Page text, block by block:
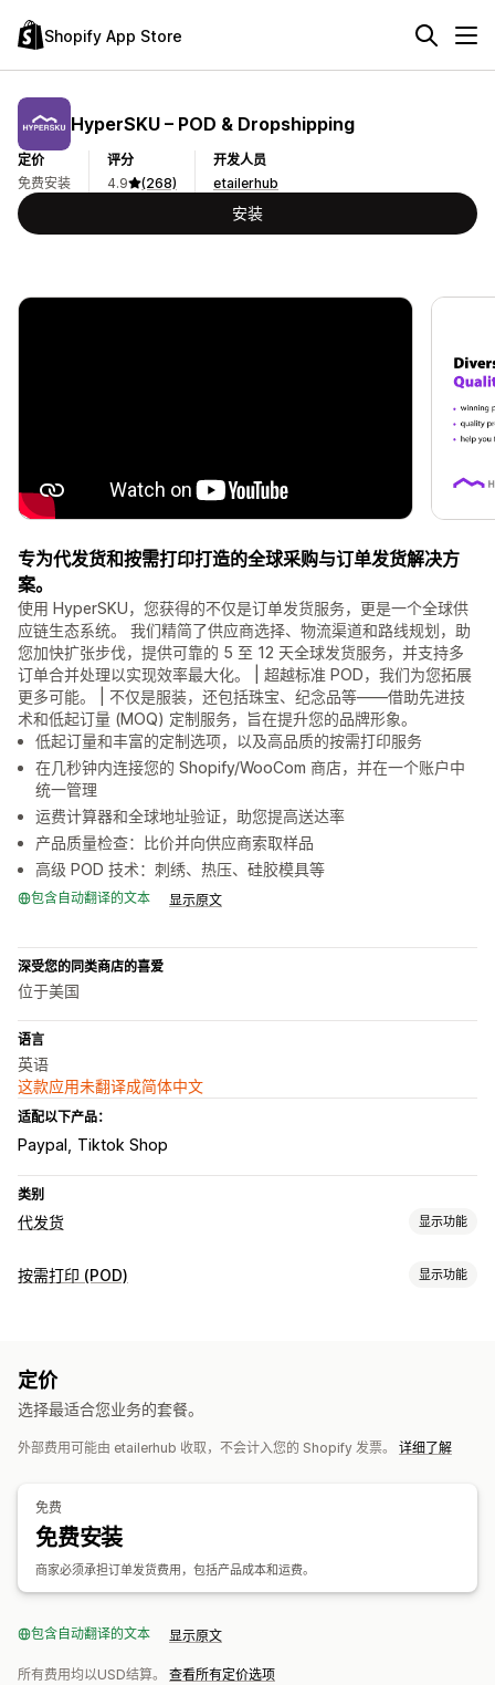
Shopify App Store
HyperSKU – POD & Dropshipping
定价
免费安装
评分
4.9
(268)
开发人员
etailerhub
安装
专为代发货和按需打印打造的全球采购与订单发货解决方
案。
使用 HyperSKU，您获得的不仅是订单发货服务，更是一个全球供
应链生态系统。 我们精简了供应商选择、物流渠道和路线规划，助
您加快扩张步伐，提供可靠的 5 至 12 天全球发货服务，并支持多
订单合并处理以实现效率最大化。 | 超越标准 POD，我们为您拓展
更多可能。 | 不仅是服装，还包括珠宝、纪念品等——借助先进技
术和低起订量 (MOQ) 定制服务，旨在提升您的品牌形象。
低起订量和丰富的定制选项，以及高品质的按需打印服务
在几秒钟内连接您的 Shopify/WooCom 商店，并在一个账户中
统一管理
运费计算器和全球地址验证，助您提高送达率
产品质量检查：比价并向供应商索取样品
高级 POD 技术：刺绣、热压、硅胶模具等
包含自动翻译的文本 显示原文
深受您的同类商店的喜爱
位于美国
语言
英语
这款应用未翻译成简体中文
适配以下产品：
Paypal Tiktok Shop
类别
代发货 显示功能
可销售的产品
采购地点
按需打印 (POD) 显示功能
宠物产品 墙艺 环保
运输选项
批量运输 定制运输
定价
选择最适合您业务的套餐。
外部费用可能由 etailerhub 收取，不会计入您的 Shopify 发票。 详细了解
免费
免费安装
商家必须承担订单发货费用，包括产品成本和运费。
包含自动翻译的文本 显示原文
所有费用均以USD结算。 查看所有定价选项